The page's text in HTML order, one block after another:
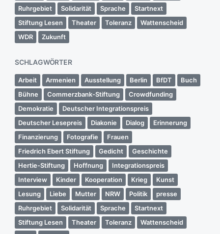
Ruhrgebiet
Solidarität Sprache
Startnext
Stiftung Lesen
Theater Toleranz
Wattenscheid
WDR
Zukunft
SCHLAGWÖRTER
Arbeit Armenien Ausstellung Berlin BfDT
Buch
Bühne
Commerzbank-Stiftung
Crowdfunding
Demokratie
Deutscher Integrationspreis
Deutscher Lesepreis
Diakonie Dialog
Erinnerung
Finanzierung
Fotografie
Frauen
Friedrich Ebert Stiftung
Gedicht
Geschichte
Hertie-Stiftung
Hoffnung
Integrationspreis
Interview
Kinder Kooperation Krieg
Kunst
Lesung
Liebe Mutter NRW Politik
presse
Ruhrgebiet
Solidarität Sprache
Startnext
Stiftung Lesen
Theater Toleranz
Wattenscheid